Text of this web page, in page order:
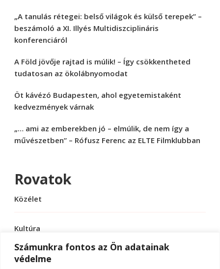
Számunkra fontos az Ön adatainak
védelme
„A tanulás rétegei: belső világok és külső terepek” –
beszámoló a XI. Illyés Multidiszciplináris
konferenciáról
A Föld jövője rajtad is múlik! – Így csökkentheted
tudatosan az ökolábnyomodat
Öt kávézó Budapesten, ahol egyetemistaként
kedvezmények várnak
„… ami az emberekben jó – elmúlik, de nem így a
művészetben” – Rófusz Ferenc az ELTE Filmklubban
Rovatok
Közélet
Kultúra
Sport